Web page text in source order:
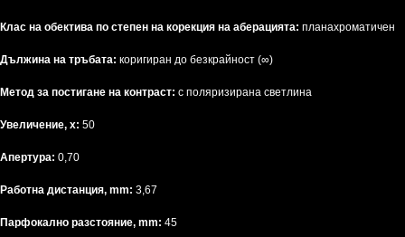
Клас на обектива по степен на корекция на аберацията: планахроматичен
Дължина на тръбата: коригиран до безкрайност (∞)
Метод за постигане на контраст: с поляризирана светлина
Увеличение, x: 50
Апертура: 0,70
Работна дистанция, mm: 3,67
Парфокално разстояние, mm: 45